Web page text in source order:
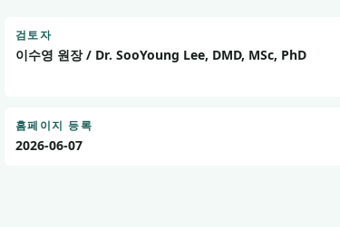
검토자
이수영 원장 / Dr. SooYoung Lee, DMD, MSc, PhD
홈페이지 등록
2026-06-07